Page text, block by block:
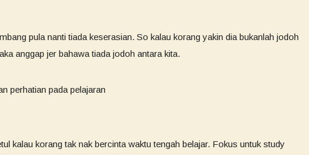
pula nanti tiada keserasian. So kalau korang yakin dia bukanlah jodoh
anggap jer bahawa tiada jodoh antara kita.
perhatian pada pelajaran
kalau korang tak nak bercinta waktu tengah belajar. Fokus untuk study